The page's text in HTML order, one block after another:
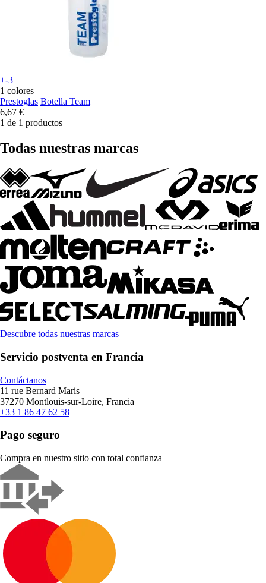
+-3
1 colores
Prestoglas Botella Team
6,67 €
1 de 1 productos
Todas nuestras marcas
Descubre todas nuestras marcas
Servicio postventa en Francia
Contáctanos
11 rue Bernard Maris
37270 Montlouis-sur-Loire, Francia
+33 1 86 47 62 58
Pago seguro
Compra en nuestro sitio con total confianza